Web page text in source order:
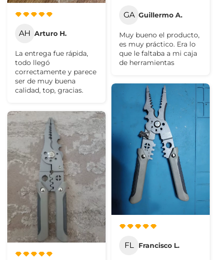
GA Guillermo A.
Muy bueno el producto,
es muy práctico. Era lo
que le faltaba a mi caja
de herramientas
AH Arturo H.
La entrega fue rápida,
todo llegó
correctamente y parece
ser de muy buena
calidad, top, gracias.
FL Francisco L.